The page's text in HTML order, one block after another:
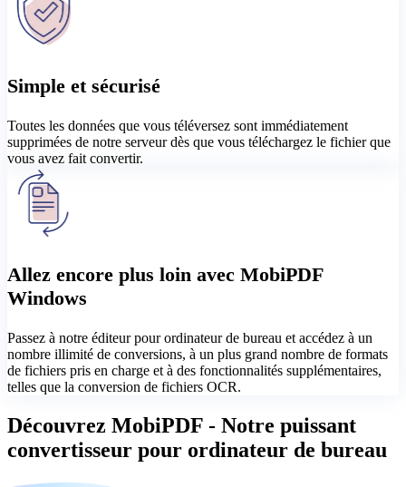
Simple et sécurisé
Toutes les données que vous téléversez sont immédiatement
supprimées de notre serveur dès que vous téléchargez le fichier que
vous avez fait convertir.
Allez encore plus loin avec MobiPDF
Windows
Passez à notre éditeur pour ordinateur de bureau et accédez à un
nombre illimité de conversions, à un plus grand nombre de formats
de fichiers pris en charge et à des fonctionnalités supplémentaires,
telles que la conversion de fichiers OCR.
Découvrez MobiPDF - Notre puissant
convertisseur pour ordinateur de bureau